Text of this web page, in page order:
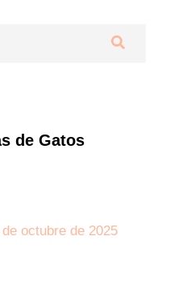
Buscar
de Gatos
de octubre de 2025